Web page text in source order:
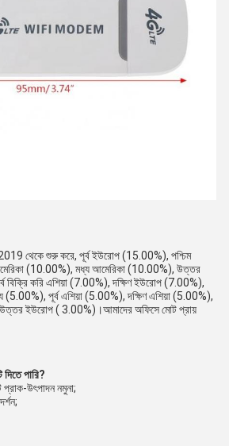
থেকে শুরু করে, পূর্ব ইউরোপ (15.00%), পশ্চিম
(10.00%), মধ্য আমেরিকা (10.00%), উত্তর
বিক্রি করি এশিয়া (7.00%), দক্ষিণ ইউরোপ (7.00%),
পূর্ব এশিয়া (5.00%), দক্ষিণ এশিয়া (5.00%),
ইউরোপ ( 3.00%)।আমাদের অফিসে মোট প্রায়
দিতে পারি?
উৎপাদন নমুনা;